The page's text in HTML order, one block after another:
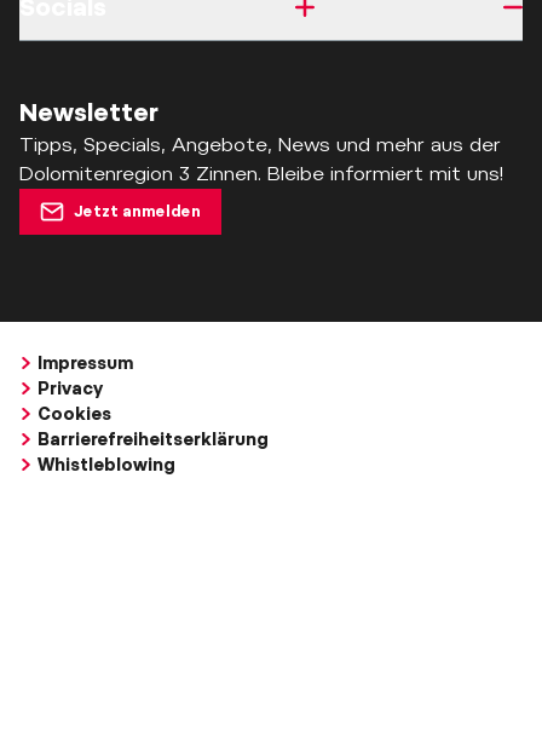
Newsletter
Tipps, Specials, Angebote, News und mehr aus der
Dolomitenregion 3 Zinnen. Bleibe informiert mit uns!
Jetzt anmelden
Impressum
Privacy
Cookies
Barrierefreiheitserklärung
Whistleblowing